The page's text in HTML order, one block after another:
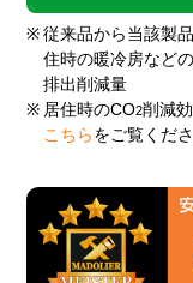
※ 従来品から当該製
住時の暖冷房など
排出削減量
※ 居住時のCO2削減
こちら をご覧くださ